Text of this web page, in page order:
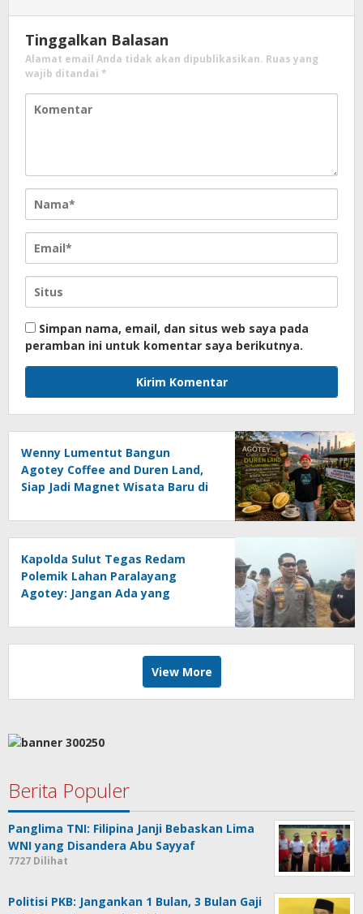
Tinggalkan Balasan
Alamat email Anda tidak akan dipublikasikan. Ruas yang
wajib ditandai *
Simpan nama, email, dan situs web saya pada
peramban ini untuk komentar saya berikutnya.
Wenny Lumentut Bangun
Agotey Coffee and Duren Land,
Siap Jadi Magnet Wisata Baru di
Kapolda Sulut Tegas Redam
Polemik Lahan Paralayang
Agotey: Jangan Ada yang
View More
Berita Populer
Panglima TNI: Filipina Janji Bebaskan Lima
WNI yang Disandera Abu Sayyaf
7727 Dilihat
Politisi PKB: Jangankan 1 Bulan, 3 Bulan Gaji